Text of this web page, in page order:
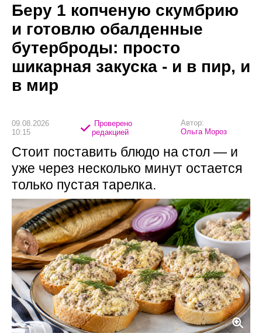
Беру 1 копченую скумбрию
и готовлю обалденные
бутерброды: просто
шикарная закуска - и в пир, и
в мир
09.08.2026
10:15
Проверено
редакцией
Автор:
Ольга Мороз
Стоит поставить блюдо на стол — и
уже через несколько минут остается
только пустая тарелка.